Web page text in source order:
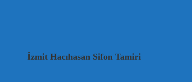
İzmit Hacıhasan Sifon Tamiri